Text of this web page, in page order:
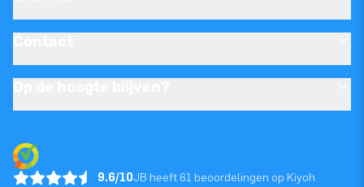
9.6/10JB heeft 61 beoordelingen op Kiyoh